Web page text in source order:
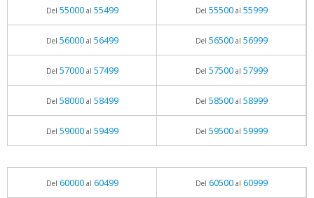
Del 55000al 55499 Del 55500al 55999
Del 56000al 56499 Del 56500al 56999
Del 57000al 57499 Del 57500al 57999
Del 58000al 58499 Del 58500al 58999
Del 59000al 59499 Del 59500al 59999
Del 60000al 60499 Del 60500al 60999